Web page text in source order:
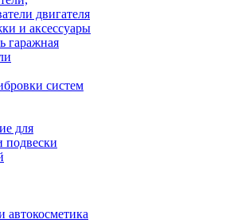
двигателя
и аксессуары
гаражная
систем
для
подвески
автокосметика